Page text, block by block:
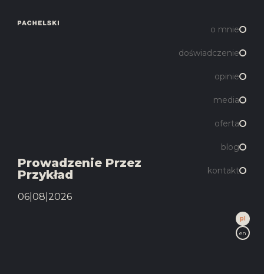
o mnie
doświadczenie
opinie
media
oferta
blog
kontakt
pl
en
Prowadzenie Przez
Przykład
06|08|2026